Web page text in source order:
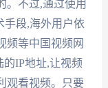
。不过,通过使用
手段,海外用户依
频等中国视频网
IP地址,让视频
观看视频。只要